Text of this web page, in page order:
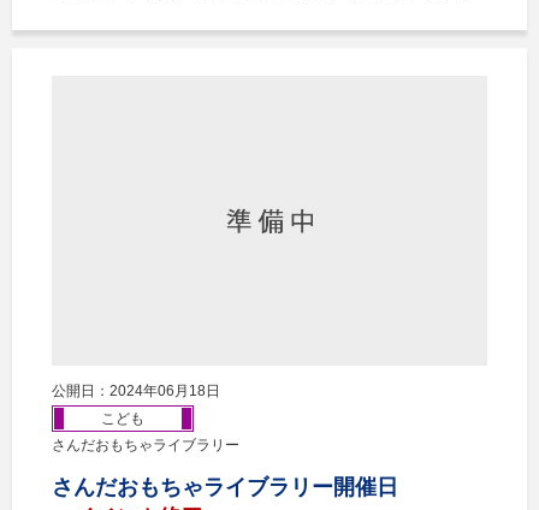
公開日：2024年06月18日
こども
さんだおもちゃライブラリー
さんだおもちゃライブラリー開催日